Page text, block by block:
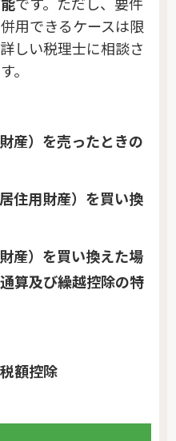
用できるケースは限
しい税理士に相談さ
。
産）を売ったときの
住用財産）を買い換
産）を買い換えた場
算及び繰越控除の特
額控除